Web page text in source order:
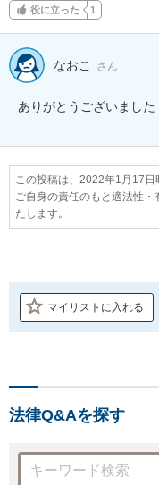
役に立った 1
なおこ さん
ありがとうございました
この投稿は、2022年1月17日
ご自身の責任のもと適法性
たします。
マイリストに入れる
法律Q&Aを探す